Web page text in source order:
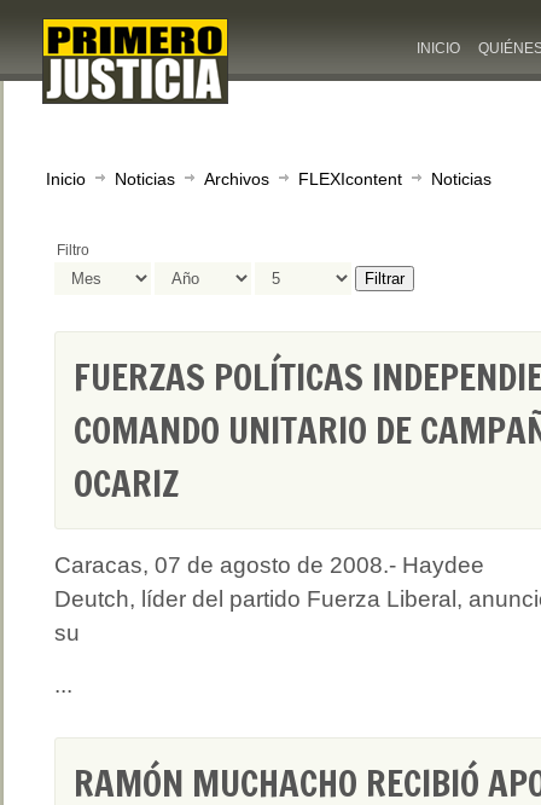
INICIO
Inicio Noticias Archivos FLEXIcontent Noticias
Filtro
Filtrar
FUERZAS POLÍTICAS
COMANDO UNITARIO DE
OCARIZ
Caracas, 07 de agosto de 2008.- Haydee
Deutch, líder del partido Fuerza Liberal,
su
...
RAMÓN MUCHACHO RECIBIÓ